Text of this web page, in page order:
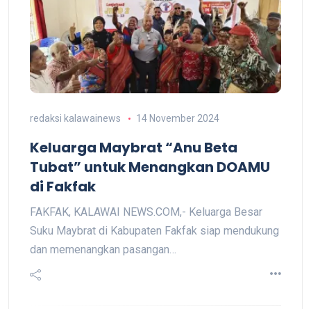
redaksi kalawainews 14 November 2024
Keluarga Maybrat “Anu Beta
Tubat” untuk Menangkan DOAMU
di Fakfak
FAKFAK, KALAWAI NEWS.COM,- Keluarga Besar
Suku Maybrat di Kabupaten Fakfak siap mendukung
dan memenangkan pasangan…